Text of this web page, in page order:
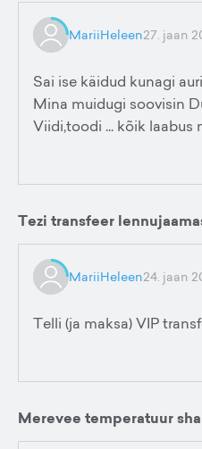
MariiHeleen27. jaan
Sai ise käidud kunagi
Mina muidugi soovisin
Viidi,toodi ... kõik laabus
Tezi transfeer
MariiHeleen24. jaan
Telli (ja maksa) VIP
Merevee temperatuur